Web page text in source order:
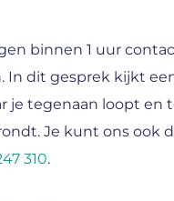
binnen 1 uur
dit gesprek kijkt
je tegenaan loopt en
Je kunt ons ook
310.